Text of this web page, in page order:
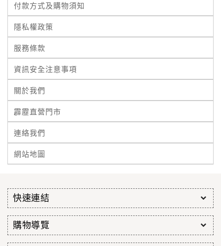
付款方式及購物須知
隱私權政策
服務條款
資訊安全注意事項
關於我們
霹靂直營門市
連絡我們
網站地圖
快速連結
購物導覽